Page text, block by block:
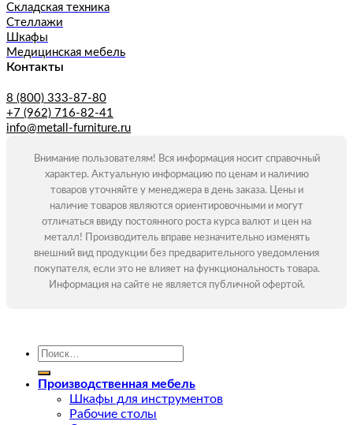
Складская техника
Стеллажи
Шкафы
Медицинская мебель
Контакты
8 (800) 333-87-80
+7 (962) 716-82-41
info@metall-furniture.ru
Внимание пользователям! Вся информация носит справочный
характер. Актуальную информацию по ценам и наличию
товаров уточняйте у менеджера в день заказа. Цены и
наличие товаров являются ориентировочными и могут
отличаться ввиду постоянного роста курса валют и цен на
металл! Производитель вправе незначительно изменять
внешний вид продукции без предварительного уведомления
покупателя, если это не влияет на функциональность товара.
Информация на сайте не является публичной офертой.
Искать:
Производственная мебель
Шкафы для инструментов
Рабочие столы